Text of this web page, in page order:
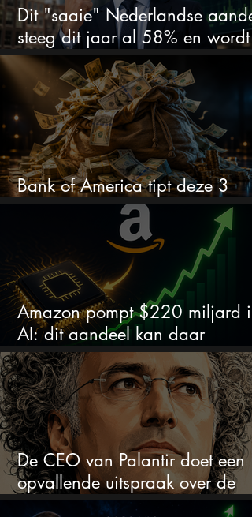
Dit "saaie" Nederlandse
steeg dit jaar al 58% en wordt
volgens analisten onderschat
Bank of America tipt deze 3
chipaandelen
Amazon pompt $220 miljard in
AI: dit aandeel kan daar
explosief van profiteren
De CEO van Palantir doet een
opvallende uitspraak over de
beurs